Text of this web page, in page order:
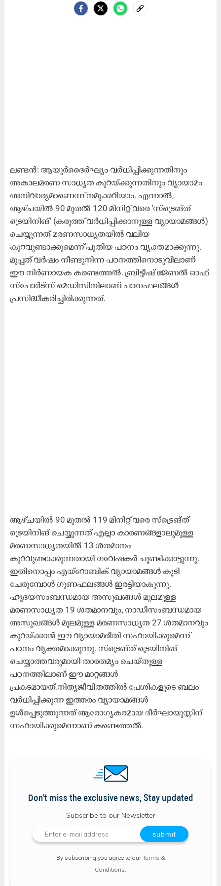
ലണ്ടൻ: ആയുർദൈർഘ്യം വർധിപ്പിക്കുന്നതിനും
അകാലമരണ സാധ്യത കുറയ്ക്കുന്നതിനും വ്യായാമം
അനിവാര്യമാണെന്ന് നമുക്കറിയാം. എന്നാൽ,
ആഴ്ചയിൽ 90 മുതൽ 120 മിനിറ്റ് വരെ 'സ്ട്രെങ്ത്
ട്രെയിനിങ്' (കരുത്ത് വർധിപ്പിക്കാനുള്ള വ്യായാമങ്ങൾ)
ചെയ്യുന്നത് മരണസാധ്യതയിൽ വലിയ
കുറവുണ്ടാക്കുമെന്ന് പുതിയ പഠനം വ്യക്തമാക്കുന്നു.
മുപ്പത് വർഷം നീണ്ടുനിന്ന പഠനത്തിനൊടുവിലാണ്
ഈ നിർണായക കണ്ടെത്തൽ. ബ്രിട്ടീഷ് ജേണൽ ഓഫ്
സ്പോർട്സ് മെഡിസിനിലാണ് പഠനഫലങ്ങൾ
പ്രസിദ്ധീകരിച്ചിരിക്കുന്നത്.
ആഴ്ചയിൽ 90 മുതൽ 119 മിനിറ്റ് വരെ സ്ട്രെങ്ത്
ട്രെയിനിങ് ചെയ്യുന്നത് എല്ലാ കാരണങ്ങളാലുമുള്ള
മരണസാധ്യതയിൽ 13 ശതമാനം
കുറവുണ്ടാക്കുന്നതായി ഗവേഷകർ ചൂണ്ടിക്കാട്ടുന്നു.
ഇതിനൊപ്പം എയ്റോബിക് വ്യായാമങ്ങൾ കൂടി
ചേരുമ്പോൾ ഗുണഫലങ്ങൾ ഇരട്ടിയാകുന്നു.
ഹൃദയസംബന്ധമായ അസുഖങ്ങൾ മൂലമുള്ള
മരണസാധ്യത 19 ശതമാനവും, നാഡീസംബന്ധമായ
അസുഖങ്ങൾ മൂലമുള്ള മരണസാധ്യത 27 ശതമാനവും
കുറയ്ക്കാൻ ഈ വ്യായാമരീതി സഹായിക്കുമെന്ന്
പഠനം വ്യക്തമാക്കുന്നു. സ്ട്രെങ്ത് ട്രെയിനിങ്
ചെയ്യാത്തവരുമായി താരതമ്യം ചെയ്തുള്ള
പഠനത്തിലാണ് ഈ മാറ്റങ്ങൾ
പ്രകടമായത്.നിത്യജീവിതത്തിൽ പേശികളുടെ ബലം
വർധിപ്പിക്കുന്ന ഇത്തരം വ്യായാമങ്ങൾ
ഉൾപ്പെടുത്തുന്നത് ആരോഗ്യകരമായ ദീർഘായുസ്സിന്
സഹായിക്കുമെന്നാണ് കണ്ടെത്തൽ.
Don't miss the exclusive news, Stay updated
Subscribe to our Newsletter
By subscribing you agree to ourTerms &
Conditions